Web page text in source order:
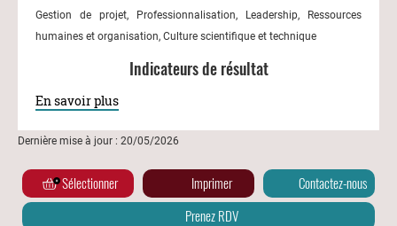
Gestion de projet, Professionnalisation, Leadership, Ressources
humaines et organisation, Culture scientifique et technique
Indicateurs de résultat
En savoir plus
Dernière mise à jour : 20/05/2026
Sélectionner Imprimer
Contactez-nous
Prenez RDV